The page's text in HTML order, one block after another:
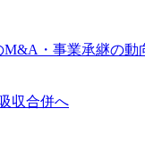
・事業承継の動
収合併へ